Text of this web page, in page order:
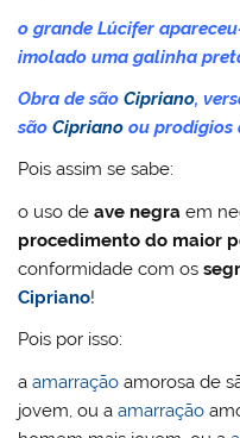
o grande Lúcifer
imolado uma galinha
Obra de sãoCipriano,
sãoCipriano ou prodígios
Pois assim se sabe:
o uso deave negra em
procedimento do maior
conformidade com os
Cipriano!
Pois por isso:
aamarração amorosa de
jovem, ou aamarração